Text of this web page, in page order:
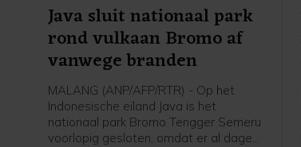
Java sluit nationaal park
rond vulkaan Bromo af
vanwege branden
MALANG (ANP/AFP/RTR) - Op het
Indonesische eiland Java is het
nationaal park Bromo Tengger Semeru
voorlopig gesloten, omdat er al dagen